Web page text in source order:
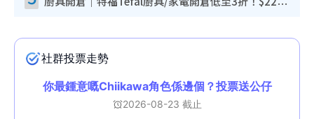
廚具開倉｜特福Tefal廚具/家電開倉低至3折！$220起買平底鍋/炒鑊/湯煲！電飯煲/吸塵機/燙斗$418起